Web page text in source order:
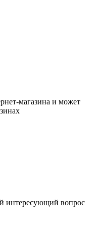
магазина и может
интересующий вопрос